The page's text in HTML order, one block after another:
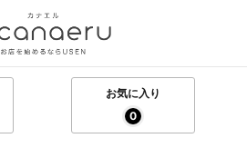
お気に入り
0